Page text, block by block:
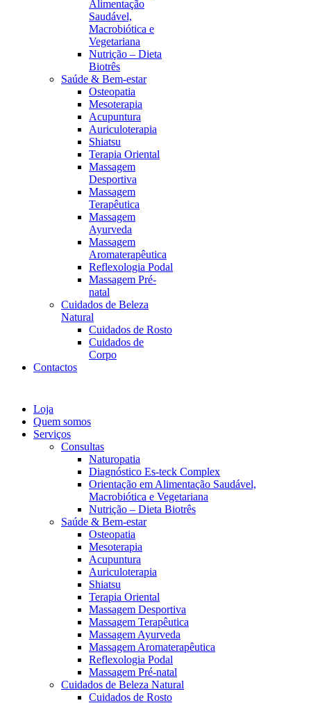
Alimentação
Saudável,
Macrobiótica e
Vegetariana
Nutrição – Dieta
Biotrês
Saúde & Bem-estar
Osteopatia
Mesoterapia
Acupuntura
Auriculoterapia
Shiatsu
Terapia Oriental
Massagem
Desportiva
Massagem
Terapêutica
Massagem
Ayurveda
Massagem
Aromaterapêutica
Reflexologia Podal
Massagem Pré-
natal
Cuidados de Beleza
Natural
Cuidados de Rosto
Cuidados de
Corpo
Contactos
Loja
Quem somos
Serviços
Consultas
Naturopatia
Diagnóstico Es-teck Complex
Orientação em Alimentação Saudável,
Macrobiótica e Vegetariana
Nutrição – Dieta Biotrês
Saúde & Bem-estar
Osteopatia
Mesoterapia
Acupuntura
Auriculoterapia
Shiatsu
Terapia Oriental
Massagem Desportiva
Massagem Terapêutica
Massagem Ayurveda
Massagem Aromaterapêutica
Reflexologia Podal
Massagem Pré-natal
Cuidados de Beleza Natural
Cuidados de Rosto